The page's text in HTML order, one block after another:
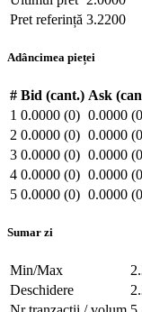
Pret referință 3.2200
Adâncimea pieței
# Bid (cant.) Ask
1 0.0000 (0) 0.0000
2 0.0000 (0) 0.0000
3 0.0000 (0) 0.0000
4 0.0000 (0) 0.0000
5 0.0000 (0) 0.0000
Sumar zi
Min/Max
Deschidere